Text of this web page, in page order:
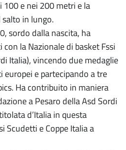
e nei 200 metri e la
salto in lungo.
sordo dalla nascita, ha
la Nazionale di basket Fssi
Italia), vincendo due medaglie
europei e partecipando a tre
Ha contribuito in maniera
a Pesaro della Asd Sordi
d’Italia in questa
Scudetti e Coppe Italia a